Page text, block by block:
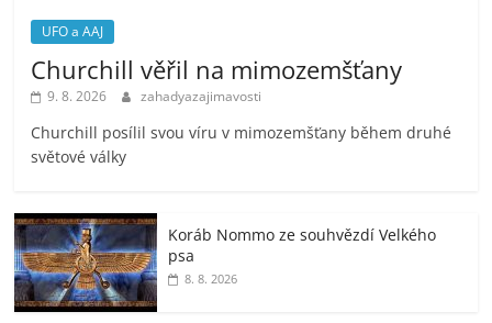
UFO a AAJ
Churchill věřil na mimozemšťany
9. 8. 2026 zahadyazajimavosti
Churchill posílil svou víru v mimozemšťany během druhé
světové války
Koráb Nommo ze souhvězdí Velkého
psa
8. 8. 2026